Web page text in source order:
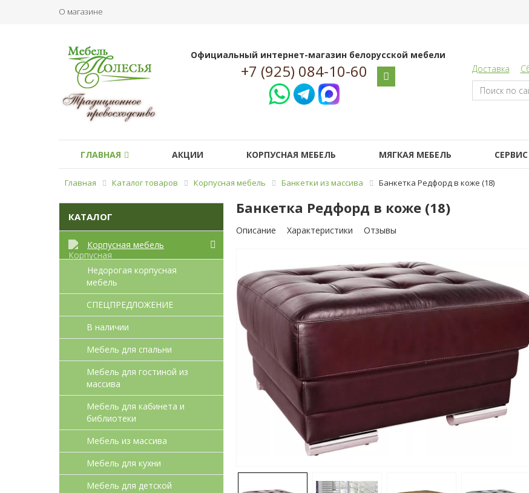
О магазине
Официальный интернет-магазин белорусской мебели
+7 (925) 084-10-60 Доставка
ГЛАВНАЯ АКЦИИ КОРПУСНАЯ МЕБЕЛЬ МЯГКАЯ МЕБЕЛЬ СЕРВИС
Главная Каталог товаров Корпусная мебель Банкетки из массива Банкетка Редфорд в коже (18)
КАТАЛОГ
Корпусная мебель
Недорогая корпусная
мебель
СПЕЦПРЕДЛОЖЕНИЕ
В наличии
Мебель для спальни
Мебель для гостиной из
массива
Мебель для кабинета и
библиотеки
Мебель из массива
Мебель для кухни
Мебель для детcкой
Банкетка Редфорд в коже (18)
Описание Характеристики Отзывы